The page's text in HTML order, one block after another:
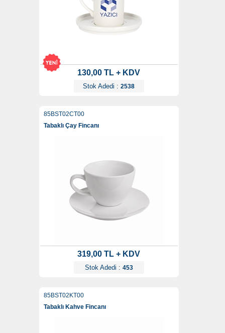
130,00 TL + KDV
Stok Adedi : 2538
85BST02CT00
Tabaklı Çay Fincanı
319,00 TL + KDV
Stok Adedi : 453
85BST02KT00
Tabaklı Kahve Fincanı